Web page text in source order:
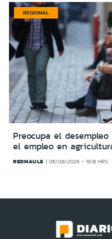
REGIONAL
Preocupa el
el empleo en
REDMAULE 06/08/2026 - 19:18 HRS